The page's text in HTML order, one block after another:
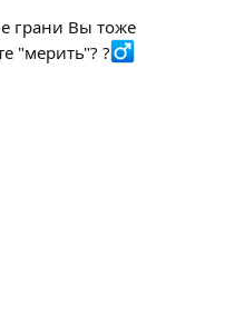
грани Вы тоже
"мерить"? ?‍